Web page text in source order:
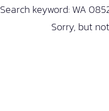
Search keyword: WA
Sorry, but